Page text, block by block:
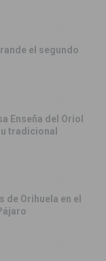
el segundo
Enseña del Oriol
tradicional
Orihuela en el